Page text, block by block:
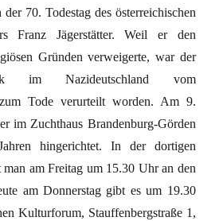
70. Todestag des österreichischen
Franz Jägerstätter. Weil er den
Gründen verweigerte, war der
im Nazideutschland vom
zum Tode verurteilt worden. Am 9.
im Zuchthaus Brandenburg-Görden
hingerichtet. In der dortigen
man am Freitag um 15.30 Uhr an den
am Donnerstag gibt es um 19.30
Kulturforum, Stauffenbergstraße 1,